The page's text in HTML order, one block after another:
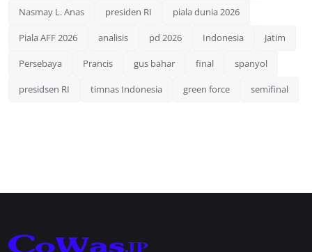
Nasmay L. Anas presiden RI piala dunia 2026
Piala AFF 2026 analisis pd 2026 Indonesia Jatim
Persebaya Prancis gus bahar final spanyol
presidsen RI timnas Indonesia green force semifinal